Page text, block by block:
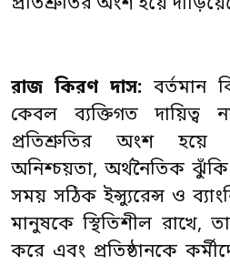
রাজ কিরণ দাস: বর্তমান
কেবল ব্যক্তিগত দায়িত্ব
প্রতিশ্রুতির অংশ হয়ে
অনিশ্চয়তা, অর্থনৈতিক
সময় সঠিক ইন্স্যুরেন্স ও
মানুষকে স্থিতিশীল রাখে,
করে এবং প্রতিষ্ঠানকে